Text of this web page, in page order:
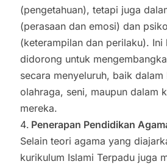
(pengetahuan), tetapi juga
(perasaan dan emosi) dan
(keterampilan dan perilaku).
didorong untuk
secara menyeluruh, baik
olahraga, seni, maupun dalam
mereka.
Penerapan Pendidikan
Selain teori agama yang
kurikulum Islami Terpadu juga